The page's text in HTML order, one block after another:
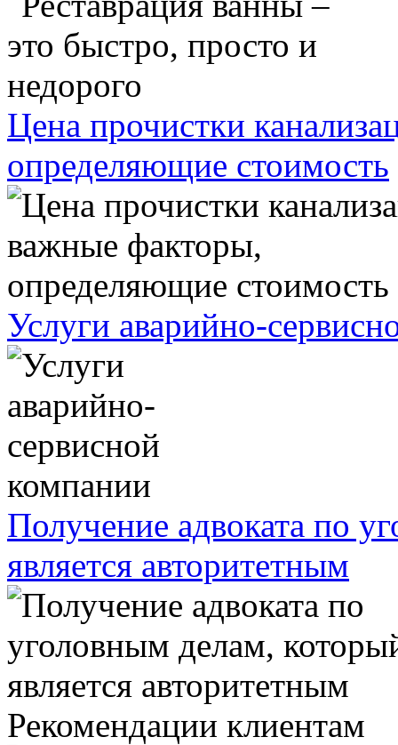
Цена прочистки
определяющие стоимость
Услуги аварийно-
Получение адвоката по
является авторитетным
Рекомендации клиентам